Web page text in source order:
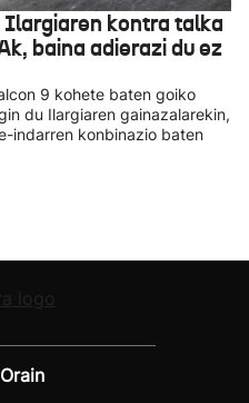
kontra talka
baina adierazi du ez
9 kohete baten goiko
du Ilargiaren gainazalarekin,
indarren konbinazio baten
Orain